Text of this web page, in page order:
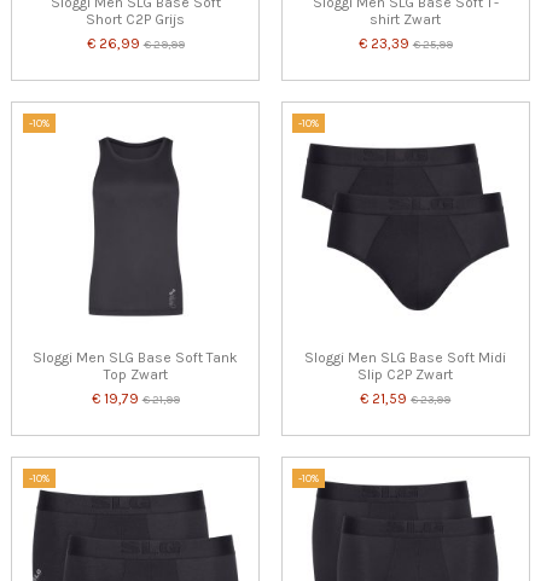
Short C2P Grijs
€ 26,99€ 29,99
shirt Zwart
€ 23,39€ 25,99
-10%
Sloggi Men SLG Base Soft Tank
Top Zwart
€ 19,79€ 21,99
-10%
Sloggi Men SLG Base Soft Midi
Slip C2P Zwart
€ 21,59€ 23,99
-10% -10%